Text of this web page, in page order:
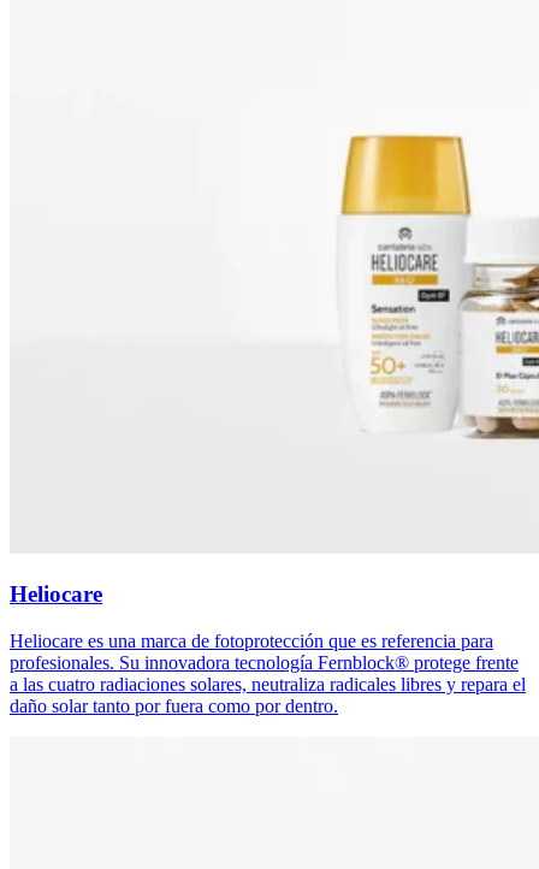
Heliocare
Heliocare es una marca de fotoprotección que es referencia para
profesionales. Su innovadora tecnología Fernblock® protege frente
a las cuatro radiaciones solares, neutraliza radicales libres y repara el
daño solar tanto por fuera como por dentro.